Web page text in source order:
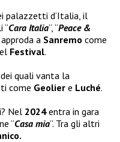
palazzetti d’Italia, il
“Cara Italia“, “Peace &
a Sanremo come
Festival.
dei quali vanta la
come Geolier e Luché.
? Nel 2024entra in gara
“Casa mia“. Tra gli altri